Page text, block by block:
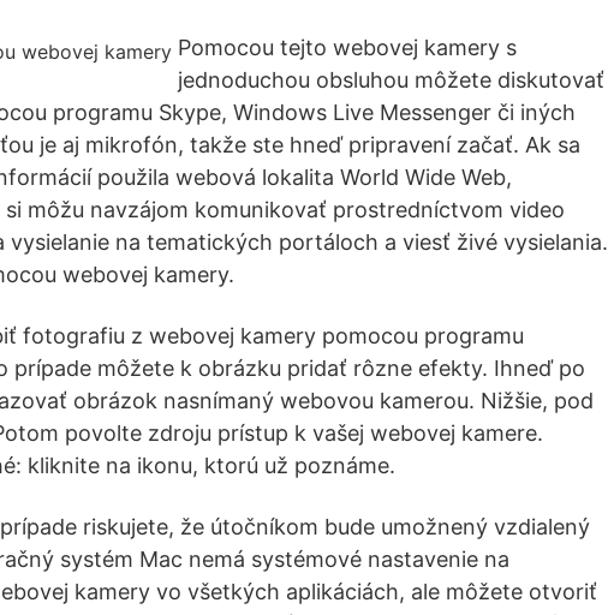
Pomocou tejto webovej kamery s
jednoduchou obsluhou môžete diskutovať
programu Skype, Windows Live Messenger či iných
je aj mikrofón, takže ste hneď pripravení začať. Ak sa
použila webová lokalita World Wide Web,
môžu navzájom komunikovať prostredníctvom video
vysielanie na tematických portáloch a viesť živé vysielania.
webovej kamery.
fotografiu z webovej kamery pomocou programu
prípade môžete k obrázku pridať rôzne efekty. Ihneď po
obrázok nasnímaný webovou kamerou. Nižšie, pod
povolte zdroju prístup k vašej webovej kamere.
kliknite na ikonu, ktorú už poznáme.
riskujete, že útočníkom bude umožnený vzdialený
systém Mac nemá systémové nastavenie na
kamery vo všetkých aplikáciách, ale môžete otvoriť